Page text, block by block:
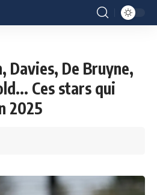
Davies, De Bruyne,
Ces stars qui
2025